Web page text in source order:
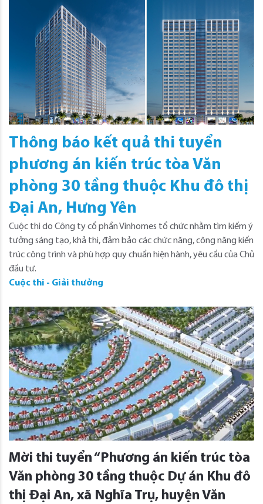
Thông báo kết quả thi tuyển
phương án kiến trúc tòa Văn
phòng 30 tầng thuộc Khu đô thị
Đại An, Hưng Yên
Cuộc thi do Công ty cổ phần Vinhomes tổ chức nhằm tìm kiếm ý
tưởng sáng tạo, khả thi, đảm bảo các chức năng, công năng kiến
trúc công trình và phù hợp quy chuẩn hiện hành, yêu cầu của Chủ
đầu tư.
Cuộc thi - Giải thưởng
Mời thi tuyển “Phương án kiến trúc tòa
Văn phòng 30 tầng thuộc Dự án Khu đô
thị Đại An, xã Nghĩa Trụ, huyện Văn